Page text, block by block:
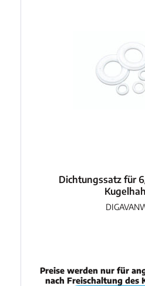
Dichtungssatz für
Preise werden nur für
nach Freischaltung des